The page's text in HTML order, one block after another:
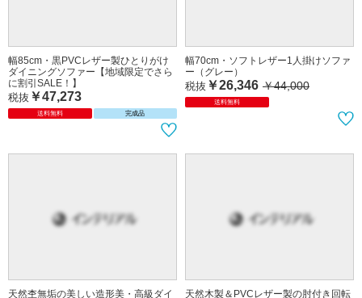
幅85cm・黒PVCレザー製ひとりがけ
ダイニングソファー【地域限定でさら
に割引SALE！】
税抜 ￥47,273
送料無料 完成品
幅70cm・ソフトレザー1人掛けソファ
ー（グレー）
税抜 ￥26,346 ￥44,000
送料無料
天然杢無垢の美しい造形美・高級ダイ
天然木製＆PVCレザー製の肘付き回転